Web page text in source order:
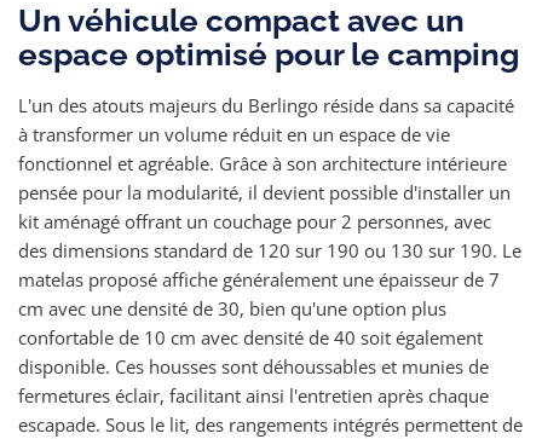
Un véhicule compact avec un
espace optimisé pour le camping
L'un des atouts majeurs du Berlingo réside dans sa capacité
à transformer un volume réduit en un espace de vie
fonctionnel et agréable. Grâce à son architecture intérieure
pensée pour la modularité, il devient possible d'installer un
kit aménagé offrant un couchage pour 2 personnes, avec
des dimensions standard de 120 sur 190 ou 130 sur 190. Le
matelas proposé affiche généralement une épaisseur de 7
cm avec une densité de 30, bien qu'une option plus
confortable de 10 cm avec densité de 40 soit également
disponible. Ces housses sont déhoussables et munies de
fermetures éclair, facilitant ainsi l'entretien après chaque
escapade. Sous le lit, des rangements intégrés permettent de